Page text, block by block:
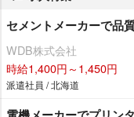
セメントメーカーで品
WDB株式会社
時給1,400円～1,450円
派遣社員 / 北海道